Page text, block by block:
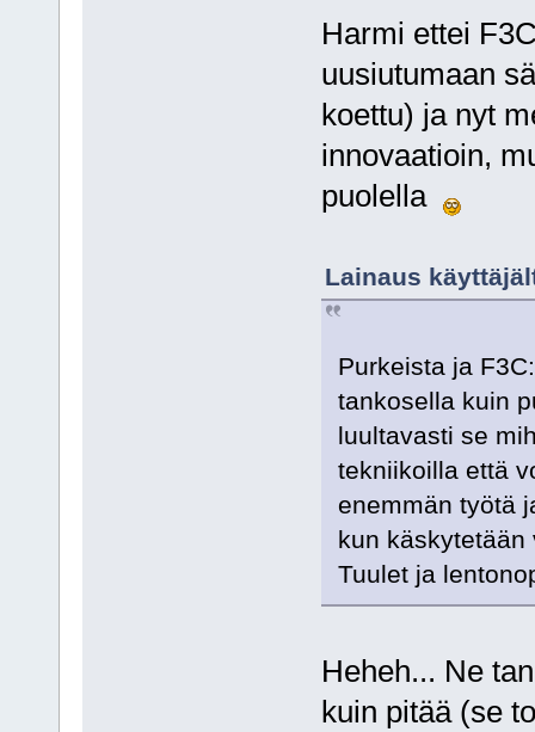
Harmi ettei
uusiutumaan
koettu) ja nyt
innovaatioin,
puolella
Lainaus
Purkeista ja
tankosella kuin
luultavasti se
tekniikoilla että
enemmän työtä
kun
Tuulet ja
Heheh... Ne
kuin pitää (se